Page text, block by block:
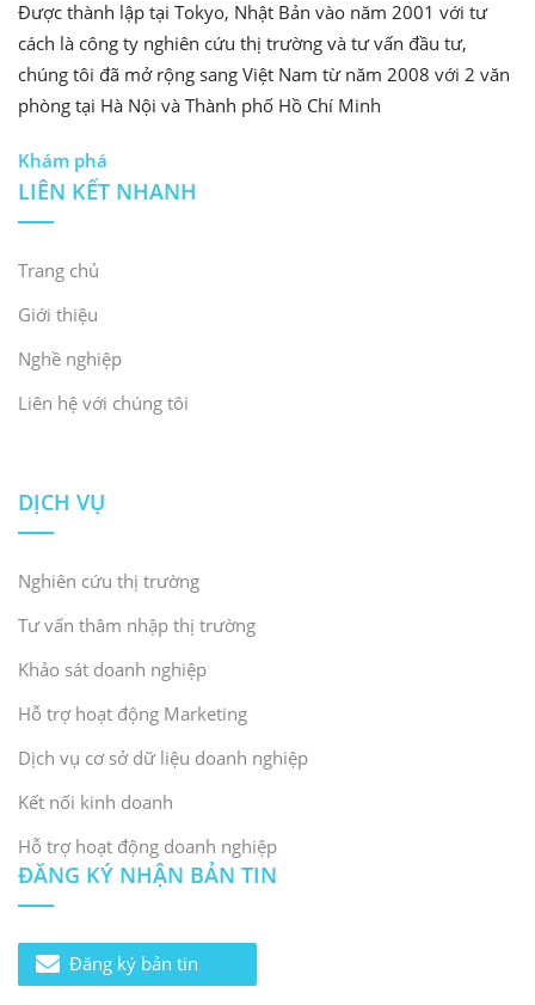
Được thành lập tại Tokyo, Nhật Bản vào năm 2001 với tư
cách là công ty nghiên cứu thị trường và tư vấn đầu tư,
chúng tôi đã mở rộng sang Việt Nam từ năm 2008 với 2 văn
phòng tại Hà Nội và Thành phố Hồ Chí Minh
Khám phá
LIÊN KẾT NHANH
Trang chủ
Giới thiệu
Nghề nghiệp
Liên hệ với chúng tôi
DỊCH VỤ
Nghiên cứu thị trường
Tư vấn thâm nhập thị trường
Khảo sát doanh nghiệp
Hỗ trợ hoạt động Marketing
Dịch vụ cơ sở dữ liệu doanh nghiệp
Kết nối kinh doanh
Hỗ trợ hoạt động doanh nghiệp
ĐĂNG KÝ NHẬN BẢN TIN
Đăng ký bản tin